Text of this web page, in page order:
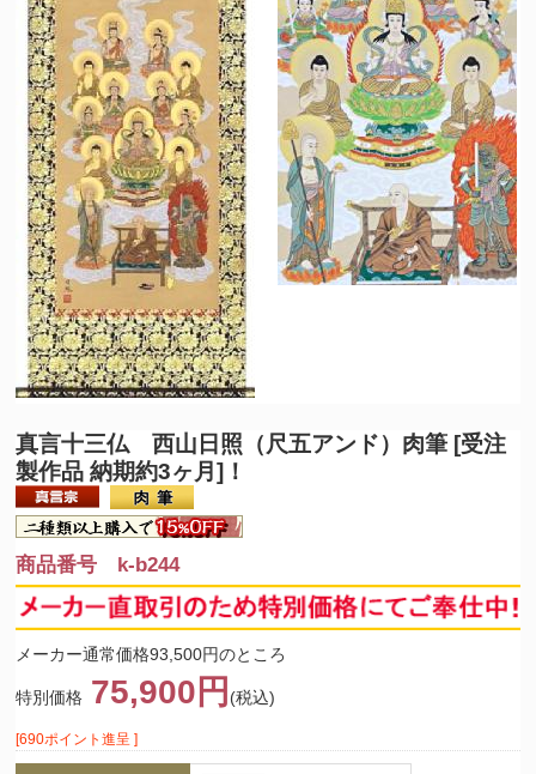
真言十三仏 西山日照（尺五アンド）肉筆 [受注
製作品 納期約3ヶ月]！
商品番号 k-b244
メーカー通常価格93,500円のところ
特別価格 75,900円 (税込)
[690ポイント進呈 ]